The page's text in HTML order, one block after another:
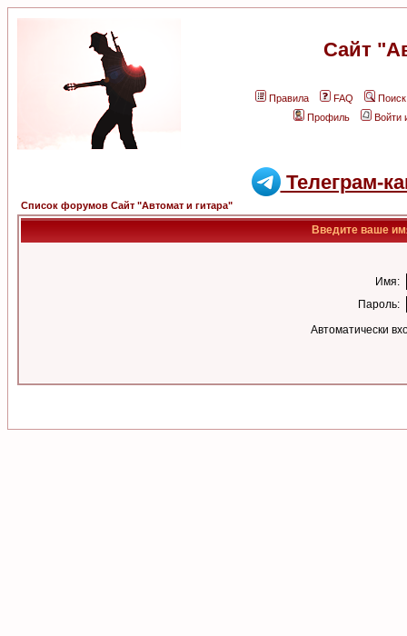
Сайт
Правила FAQ
Поиск
Профиль
Войти
Телеграм-
Список форумов Сайт "Автомат и гитара"
Введите ваше
Имя:
Пароль:
Автоматически